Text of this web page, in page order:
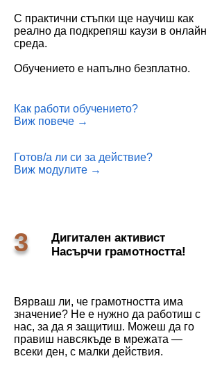
С практични стъпки ще научиш как
реално да подкрепяш каузи в онлайн
среда.
Обучението е напълно безплатно.
Как работи обучението?
Виж повече →
Готов/а ли си за действие?
Виж модулите →
3
Дигитален активист
Насърчи грамотността!
Вярваш ли, че грамотността има
значение? Не е нужно да работиш с
нас, за да я защитиш. Можеш да го
правиш навсякъде в мрежата —
всеки ден, с малки действия.